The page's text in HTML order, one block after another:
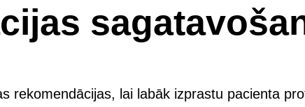
rekomendācijas, lai labāk izprastu pacienta